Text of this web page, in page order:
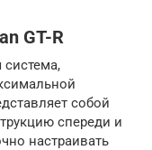
GT-R
система,
собой
спереди и
настраивать